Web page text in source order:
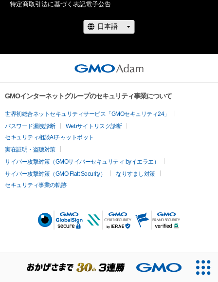
特定商取引法に基づく表記電子公告
GMOインターネットグループのセキュリティ事業について
世界初総合ネットセキュリティサービス「GMOセキュリティ24」
パスワード漏洩診断
Webサイトリスク診断
セキュリティ相談AIチャットボット
実在証明・盗聴対策
サイバー攻撃対策（GMOサイバーセキュリティ byイエラエ）
サイバー攻撃対策（GMO Flatt Security）
なりすまし対策
セキュリティ事業の軌跡